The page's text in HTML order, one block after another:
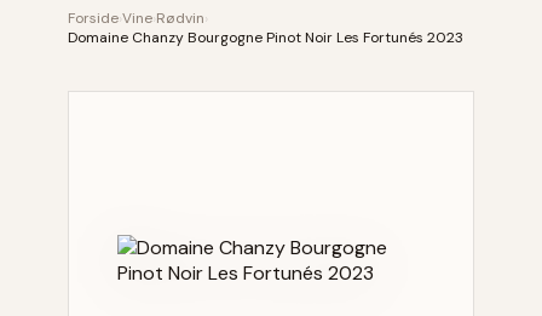
ForsideVine Rødvin
Domaine Chanzy Bourgogne Pinot Noir Les Fortunés 2023